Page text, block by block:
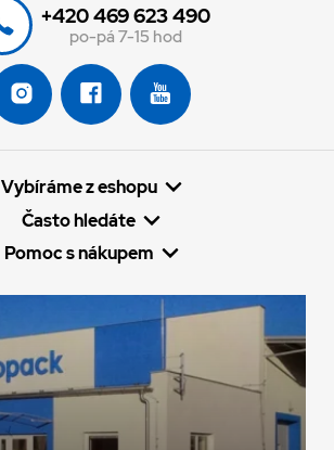
+420 469 623 490
po-pá 7-15 hod
Vybíráme z eshopu
Často hledáte
Pomoc s nákupem